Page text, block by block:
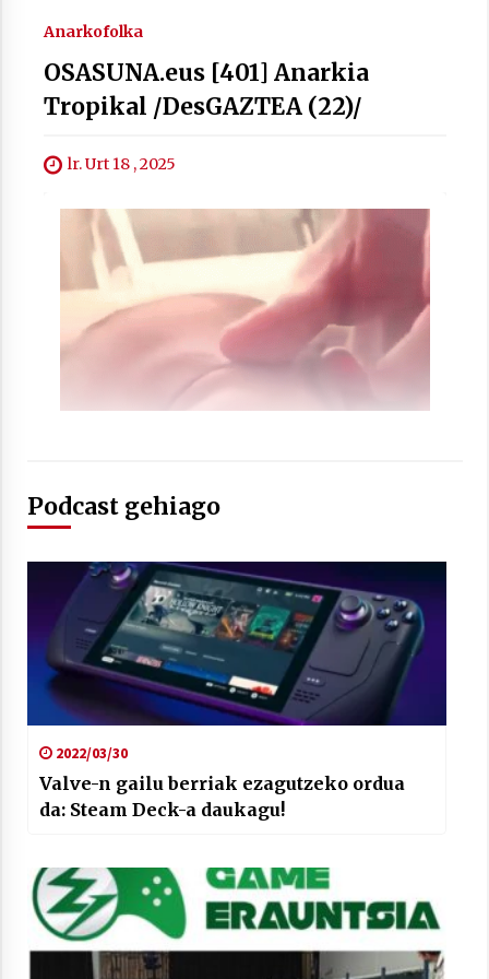
Telebistaren eskutik
Anarkofolka
OSASUNA.eus [401] Anarkia
Tropikal /DesGAZTEA (22)/
lr. Urt 18 , 2025
Podcast gehiago
2022/03/30
Valve-n gailu berriak ezagutzeko ordua
da: Steam Deck-a daukagu!